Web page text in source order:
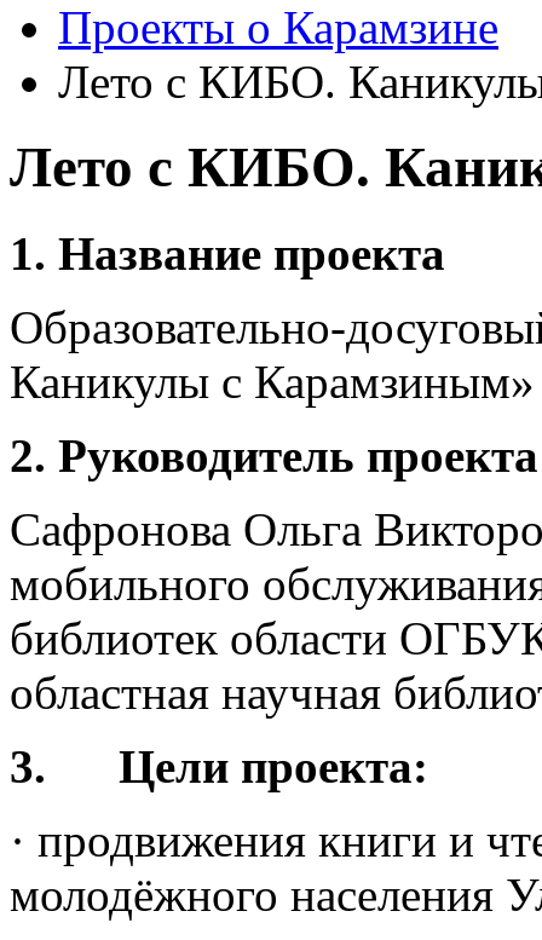
Проекты о Карамзине
Лето с КИБО.
Лето с КИБО.
1. Название проекта
Образовательно-
Каникулы с Карамзиным»
2. Руководитель проекта
Сафронова Ольга
мобильного
библиотек области
областная научная
3. Цели проекта:
· продвижения книги и
молодёжного населения